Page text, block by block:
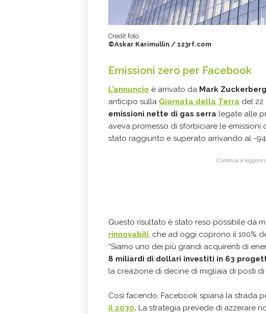
Credit foto
©Askar Karimullin / 123rf.com
Emissioni zero per Facebook
L’annuncio è arrivato da Mark Zuckerberg
anticipo sulla Giornata della Terra del 22
emissioni nette di gas serra legate alle
aveva promesso di sforbiciare le emissioni
stato raggiunto e superato arrivando al -
Continua a leggere
Questo risultato è stato reso possibile da
rinnovabili, che ad oggi coprono il 100%
“Siamo uno dei più grandi acquirenti di
8 miliardi di dollari investiti in 63
la creazione di decine di migliaia di posti
Così facendo, Facebook spiana la strada
il 2030. La strategia prevede di azzerare